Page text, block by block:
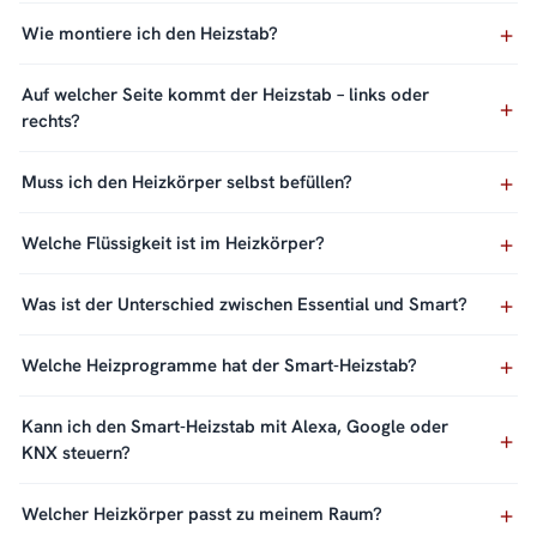
Wie montiere ich den Heizstab?
Auf welcher Seite kommt der Heizstab – links oder
rechts?
Muss ich den Heizkörper selbst befüllen?
Welche Flüssigkeit ist im Heizkörper?
Was ist der Unterschied zwischen Essential und Smart?
Welche Heizprogramme hat der Smart-Heizstab?
Kann ich den Smart-Heizstab mit Alexa, Google oder
KNX steuern?
Welcher Heizkörper passt zu meinem Raum?